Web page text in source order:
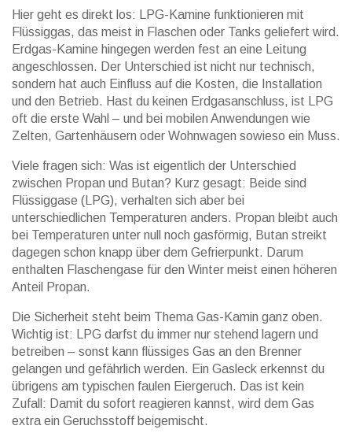
Hier geht es direkt los: LPG-Kamine funktionieren mit
Flüssiggas, das meist in Flaschen oder Tanks geliefert wird.
Erdgas-Kamine hingegen werden fest an eine Leitung
angeschlossen. Der Unterschied ist nicht nur technisch,
sondern hat auch Einfluss auf die Kosten, die Installation
und den Betrieb. Hast du keinen Erdgasanschluss, ist LPG
oft die erste Wahl – und bei mobilen Anwendungen wie
Zelten, Gartenhäusern oder Wohnwagen sowieso ein Muss.
Viele fragen sich: Was ist eigentlich der Unterschied
zwischen Propan und Butan? Kurz gesagt: Beide sind
Flüssiggase (LPG), verhalten sich aber bei
unterschiedlichen Temperaturen anders. Propan bleibt auch
bei Temperaturen unter null noch gasförmig, Butan streikt
dagegen schon knapp über dem Gefrierpunkt. Darum
enthalten Flaschengase für den Winter meist einen höheren
Anteil Propan.
Die Sicherheit steht beim Thema Gas-Kamin ganz oben.
Wichtig ist: LPG darfst du immer nur stehend lagern und
betreiben – sonst kann flüssiges Gas an den Brenner
gelangen und gefährlich werden. Ein Gasleck erkennst du
übrigens am typischen faulen Eiergeruch. Das ist kein
Zufall: Damit du sofort reagieren kannst, wird dem Gas
extra ein Geruchsstoff beigemischt.